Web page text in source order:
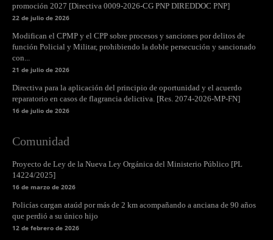
promoción 2027 [Directiva 0009-2026-CG PNP DIREDDOC PNP]
22 de julio de 2026
Modifican el CPMP y el CPP sobre procesos y sanciones por delitos de
función Policial y Militar, prohibiendo la doble persecución y sancionado
con...
21 de julio de 2026
Directiva para la aplicación del principio de oportunidad y el acuerdo
reparatorio en casos de flagrancia delictiva. [Res. 2074-2026-MP-FN]
16 de julio de 2026
Comunidad
Proyecto de Ley de la Nueva Ley Orgánica del Ministerio Público [PL
14224/2025]
16 de marzo de 2026
Policías cargan ataúd por más de 2 km acompañando a anciana de 90 años
que perdió a su único hijo
12 de febrero de 2026